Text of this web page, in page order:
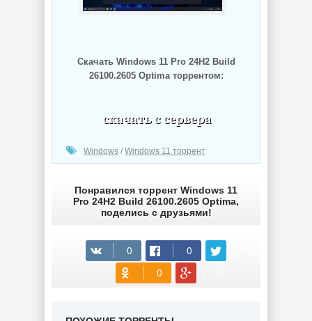
Скачать Windows 11 Pro 24H2 Build
26100.2605 Optima торрентом:
Windows / Windows 11 торрент
Понравился торрент Windows 11
Pro 24H2 Build 26100.2605 Optima,
поделись с друзьями!